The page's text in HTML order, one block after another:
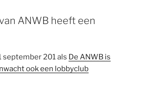
ANWB heeft een
september 201 als De ANWB is
ook een lobbyclub